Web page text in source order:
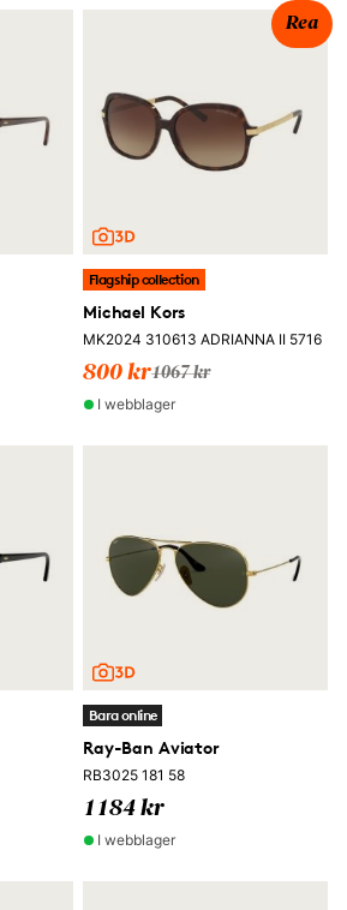
Rea
Flagship collection
Michael Kors
MK2024 310613 ADRIANNA II 5716
800 kr1067 kr
I webblager
Bara online
Ray-Ban Aviator
RB3025 181 58
1184 kr
I webblager